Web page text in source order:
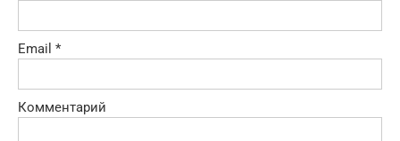
Email *
Комментарий